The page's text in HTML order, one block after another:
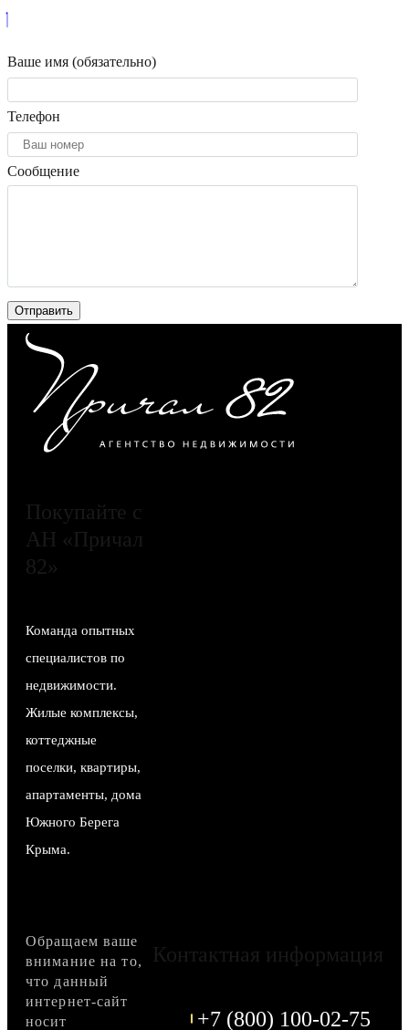
Ваше имя (обязательно)
Телефон
Сообщение
Покупайте с
АН «Причал
82»
Команда опытных
специалистов по
недвижимости.
Жилые комплексы,
коттеджные
поселки, квартиры,
апартаменты, дома
Южного Берега
Крыма.
Контактная информация
+7 (800) 100-02-75
Обращаем ваше
внимание на то,
что данный
интернет-сайт
носит